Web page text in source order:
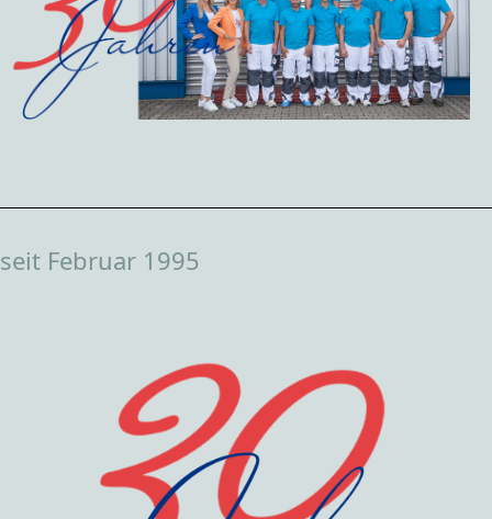
seit Februar 1995